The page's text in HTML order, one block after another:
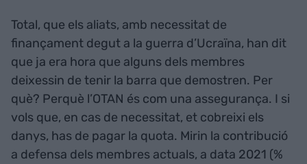
Total, que els aliats, amb necessitat de
finançament degut a la guerra d’Ucraïna, han dit
que ja era hora que alguns dels membres
deixessin de tenir la barra que demostren. Per
què? Perquè l’OTAN és com una assegurança. I si
vols que, en cas de necessitat, et cobreixi els
danys, has de pagar la quota. Mirin la contribució
a defensa dels membres actuals, a data 2021 (%